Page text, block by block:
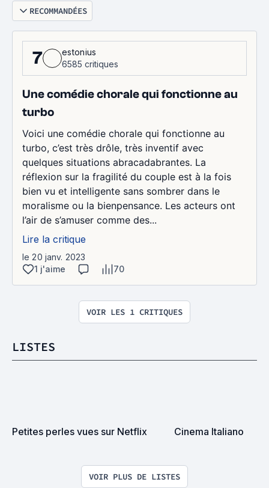
RECOMMANDÉES
7
estonius
6585 critiques
Une comédie chorale qui fonctionne au
turbo
Voici une comédie chorale qui fonctionne au
turbo, c’est très drôle, très inventif avec
quelques situations abracadabrantes. La
réflexion sur la fragilité du couple est à la fois
bien vu et intelligente sans sombrer dans le
moralisme ou la bienpensance. Les acteurs ont
l’air de s’amuser comme des...
Lire la critique
le 20 janv. 2023
1 j'aime
70
VOIR LES 1 CRITIQUES
LISTES
Petites perles vues sur Netflix Cinema Italiano
VOIR PLUS DE LISTES